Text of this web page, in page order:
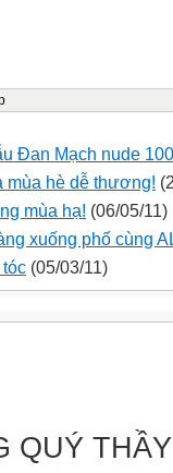
Đan Mạch nude
mùa hè dễ thương!
mùa hạ! (06/05/11)
xuống phố cùng
(05/03/11)
QUÝ